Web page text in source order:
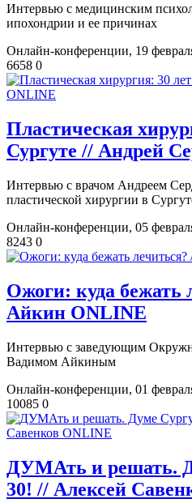
Интервью с медицинским
ипохондрии и ее причинах
Онлайн-конференции, 19
6658 0
​Пластическая
Сургуте // Андрей
Интервью с врачом Андреем
пластической хирургии в
Онлайн-конференции, 05
8243 0
​Ожоги: куда бежать
Айкин ONLINE
Интервью с заведующим
Вадимом Айкиным
Онлайн-конференции, 01
10085 0
​ДУМАть и решать.
30! // Алексей